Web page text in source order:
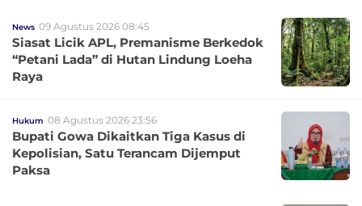
News 09 Agustus 2026 08:45
Siasat Licik APL, Premanisme Berkedok
“Petani Lada” di Hutan Lindung Loeha
Raya
Hukum 08 Agustus 2026 23:56
Bupati Gowa Dikaitkan Tiga Kasus di
Kepolisian, Satu Terancam Dijemput
Paksa